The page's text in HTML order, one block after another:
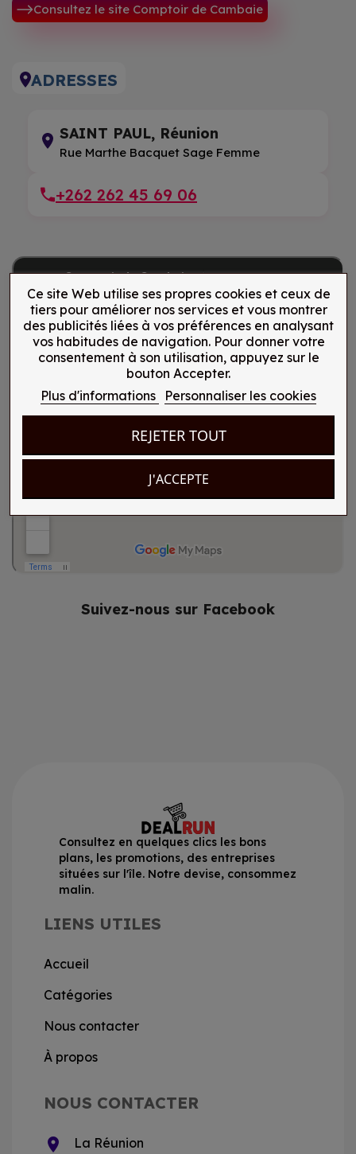
Consultez le site Comptoir de Cambaie
ADRESSES
SAINT PAUL, Réunion
Rue Marthe Bacquet Sage Femme
+262 262 45 69 06
Suivez-nous sur Facebook
Ce site Web utilise ses propres cookies et ceux de
tiers pour améliorer nos services et vous montrer
des publicités liées à vos préférences en analysant
vos habitudes de navigation. Pour donner votre
consentement à son utilisation, appuyez sur le
bouton Accepter.
Plus d'informations
Personnaliser les cookies
REJETER TOUT
J'ACCEPTE
Consultez en quelques clics les bons
plans, les promotions, des entreprises
situées sur l'île. Notre devise, consommez
malin.
LIENS UTILES
Accueil
Catégories
Nous contacter
À propos
NOUS CONTACTER
location_on La Réunion